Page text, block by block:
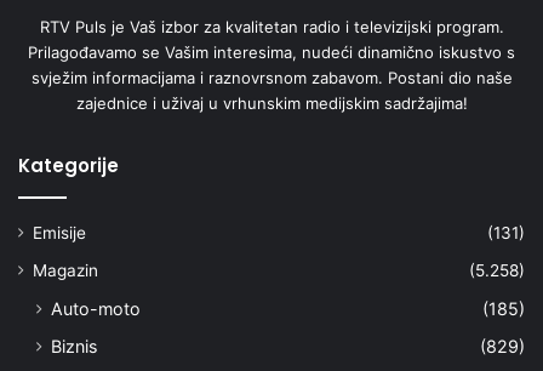
RTV Puls je Vaš izbor za kvalitetan radio i televizijski program.
Prilagođavamo se Vašim interesima, nudeći dinamično iskustvo s
svježim informacijama i raznovrsnom zabavom. Postani dio naše
zajednice i uživaj u vrhunskim medijskim sadržajima!
Kategorije
Emisije
(131)
Magazin
(5.258)
Auto-moto
(185)
Biznis
(829)